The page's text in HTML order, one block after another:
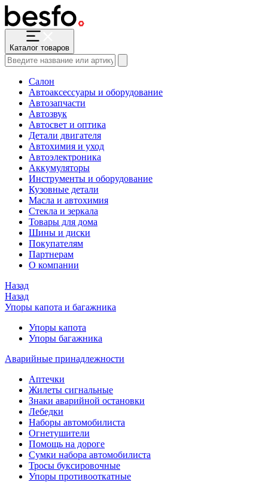
Каталог товаров
Салон
Автоаксессуары и оборудование
Автозапчасти
Автозвук
Автосвет и оптика
Детали двигателя
Автохимия и уход
Автоэлектроника
Аккумуляторы
Инструменты и оборудование
Кузовные детали
Масла и автохимия
Стекла и зеркала
Товары для дома
Шины и диски
Покупателям
Партнерам
О компании
Назад
Назад
Упоры капота и багажника
Упоры капота
Упоры багажника
Аварийные принадлежности
Аптечки
Жилеты сигнальные
Знаки аварийной остановки
Лебедки
Наборы автомобилиста
Огнетушители
Помощь на дороге
Сумки набора автомобилиста
Тросы буксировочные
Упоры противооткатные